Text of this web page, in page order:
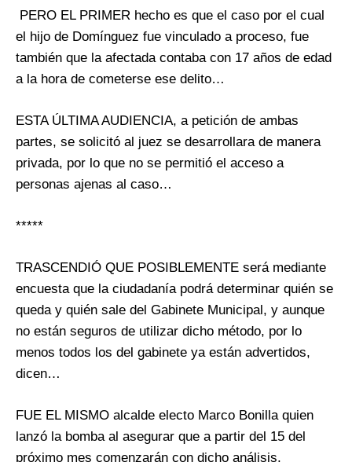
PERO EL PRIMER hecho es que el caso por el cual
el hijo de Domínguez fue vinculado a proceso, fue
también que la afectada contaba con 17 años de edad
a la hora de cometerse ese delito…
ESTA ÚLTIMA AUDIENCIA, a petición de ambas
partes, se solicitó al juez se desarrollara de manera
privada, por lo que no se permitió el acceso a
personas ajenas al caso…
*****
TRASCENDIÓ QUE POSIBLEMENTE será mediante
encuesta que la ciudadanía podrá determinar quién se
queda y quién sale del Gabinete Municipal, y aunque
no están seguros de utilizar dicho método, por lo
menos todos los del gabinete ya están advertidos,
dicen…
FUE EL MISMO alcalde electo Marco Bonilla quien
lanzó la bomba al asegurar que a partir del 15 del
próximo mes comenzarán con dicho análisis,